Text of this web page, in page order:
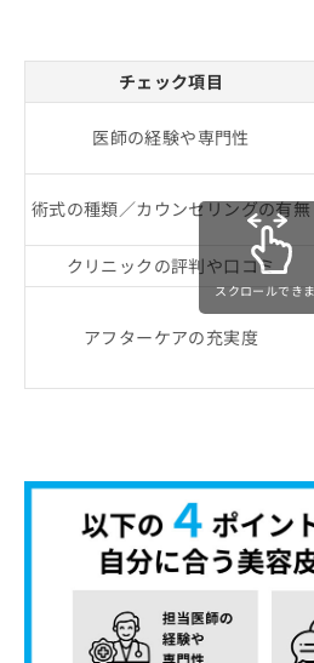
チェック項目
医師の経験や専門性
術式の種類／カウンセリングの有無
クリニックの評判や口コミ
アフターケアの充実度
スクロールでき